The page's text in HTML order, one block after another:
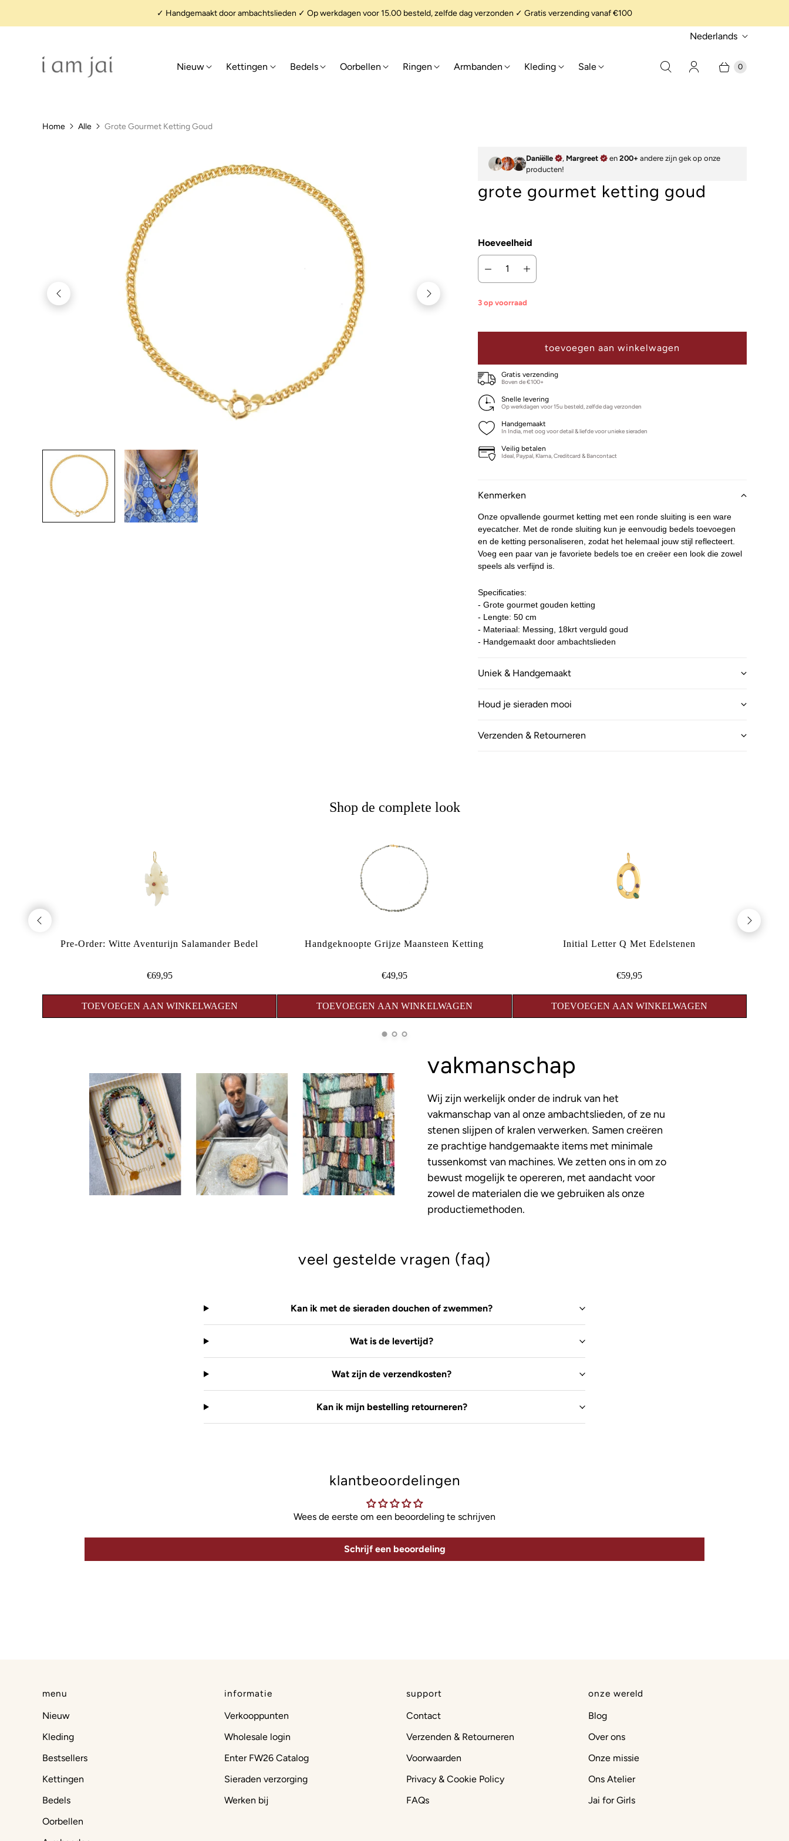
✓ Handgemaakt door ambachtslieden ✓ Op werkdagen voor 15.00 besteld, zelfde dag verzonden ✓ Gratis verzending vanaf €100
a
Nederlands
Nieuw Kettingen Bedels Oorbellen Ringen Armbanden Kleding Sale 0
Home Alle Grote Gourmet Ketting Goud
Daniëlle , Margreet en200+ andere zijn gek op onze
producten!
grote gourmet ketting goud
Hoeveelheid
3 op voorraad
toevoegen aan winkelwagen
Gratis verzending
Boven de €100+
Snelle levering
Op werkdagen voor 15u besteld, zelfde dag verzonden
Handgemaakt
In India, met oog voor detail & liefde voor unieke sieraden
Veilig betalen
Ideal, Paypal, Klarna, Creditcard & Bancontact
Kenmerken
Onze opvallende gourmet ketting met een ronde sluiting is een ware
eyecatcher. Met de ronde sluiting kun je eenvoudig bedels toevoegen
en de ketting personaliseren, zodat het helemaal jouw stijl reflecteert.
Voeg een paar van je favoriete bedels toe en creëer een look die zowel
speels als verfijnd is.
Specificaties:
- Grote gourmet gouden ketting
- Lengte: 50 cm
- Materiaal: Messing, 18krt verguld goud
- Handgemaakt door ambachtslieden
Uniek & Handgemaakt
Houd je sieraden mooi
Verzenden & Retourneren
Shop de complete look
Pre-Order: Witte Aventurijn Salamander Bedel
€69,95
TOEVOEGEN AAN WINKELWAGEN
Handgeknoopte Grijze Maansteen Ketting
€49,95
TOEVOEGEN AAN WINKELWAGEN
Initial Letter Q Met Edelstenen
€59,95
TOEVOEGEN AAN WINKELWAGEN
vakmanschap
Wij zijn werkelijk onder de indruk van het
vakmanschap van al onze ambachtslieden, of ze nu
stenen slijpen of kralen verwerken. Samen creëren
ze prachtige handgemaakte items met minimale
tussenkomst van machines. We zetten ons in om zo
bewust mogelijk te opereren, met aandacht voor
zowel de materialen die we gebruiken als onze
productiemethoden.
veel gestelde vragen (faq)
Kan ik met de sieraden douchen of zwemmen?
Wat is de levertijd?
Wat zijn de verzendkosten?
Kan ik mijn bestelling retourneren?
klantbeoordelingen
Wees de eerste om een beoordeling te schrijven
Schrijf een beoordeling
menu
Nieuw
Kleding
Bestsellers
Kettingen
Bedels
Oorbellen
informatie
Verkooppunten
Wholesale login
Enter FW26 Catalog
Sieraden verzorging
Werken bij
support
Contact
Verzenden & Retourneren
Voorwaarden
Privacy & Cookie Policy
FAQs
onze wereld
Blog
Over ons
Onze missie
Ons Atelier
Jai for Girls